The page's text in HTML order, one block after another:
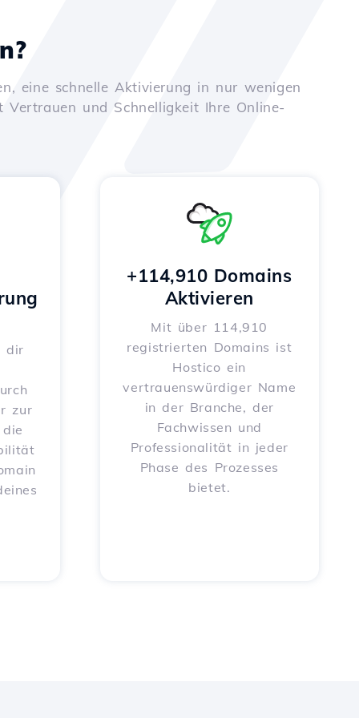
eine schnelle Aktivierung in nur wenigen
und Schnelligkeit Ihre Online-
dir
zur
+114,910 Domains
Aktivieren
Mit über 114,910
registrierten Domains ist
Hostico ein
vertrauenswürdiger Name
in der Branche, der
Fachwissen und
Professionalität in jeder
Phase des Prozesses
bietet.